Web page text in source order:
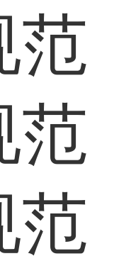
范
范
范